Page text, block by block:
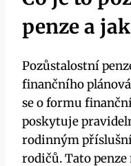
penze a
Pozůstalostní
finančního
se o formu
poskytuje
rodinným
rodičů. Tato